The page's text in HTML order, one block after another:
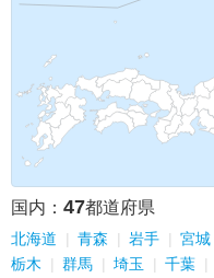
国内： 47都道府県
北海道 青森 岩手 宮城
栃木
群馬 埼玉 千葉